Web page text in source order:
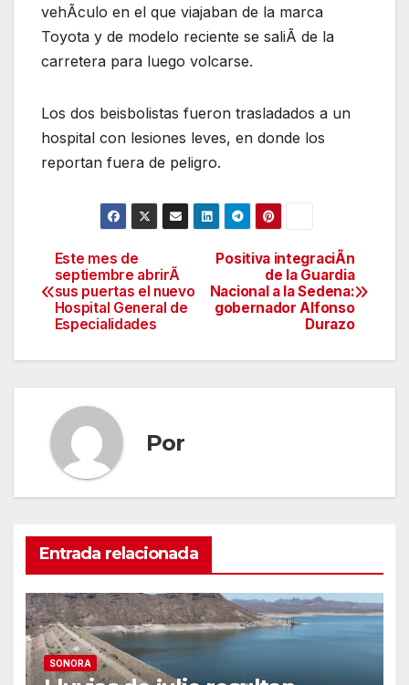
vehÃculo en el que viajaban de la marca
Toyota y de modelo reciente se saliÃ de la
carretera para luego volcarse.
Los dos beisbolistas fueron trasladados a un
hospital con lesiones leves, en donde los
reportan fuera de peligro.
Navegación
de
entradas
Positiva integraciÃn
de la Guardia
Nacional a la Sedena:
gobernador Alfonso
Durazo
Este mes de
septiembre abrirÃ
sus puertas el nuevo
Hospital General de
Especialidades
Por
Entrada relacionada
SONORA